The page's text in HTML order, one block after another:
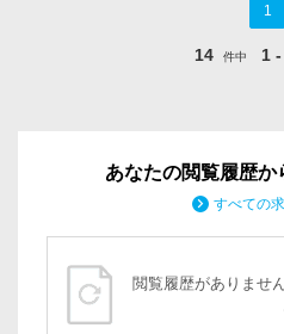
1
14 件中 1
あなたの閲覧履歴か
すべての
閲覧履歴がありませ